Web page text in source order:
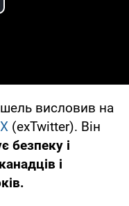
Video
висловив на
X (exTwitter). Він
безпеку і
і